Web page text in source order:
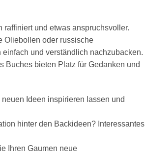
und etwas anspruchsvoller.
Oliebollen oder russische
und verständlich nachzubacken.
Buches bieten Platz für Gedanken und
Ideen inspirieren lassen und
hinter den Backideen? Interessantes
Ihren Gaumen neue